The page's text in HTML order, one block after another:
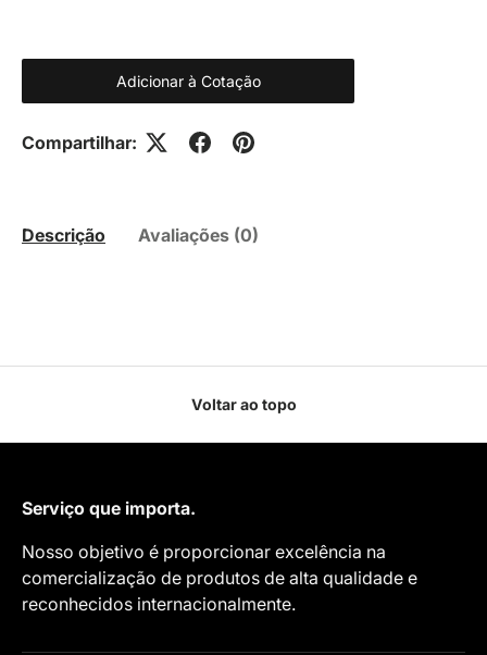
Adicionar à Cotação
Compartilhar:
Descrição Avaliações (0)
Voltar ao topo
Serviço que importa.
Nosso objetivo é proporcionar excelência na
comercialização de produtos de alta qualidade e
reconhecidos internacionalmente.